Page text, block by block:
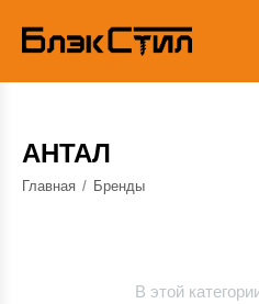
АНТАЛ
Главная / Бренды
В этой